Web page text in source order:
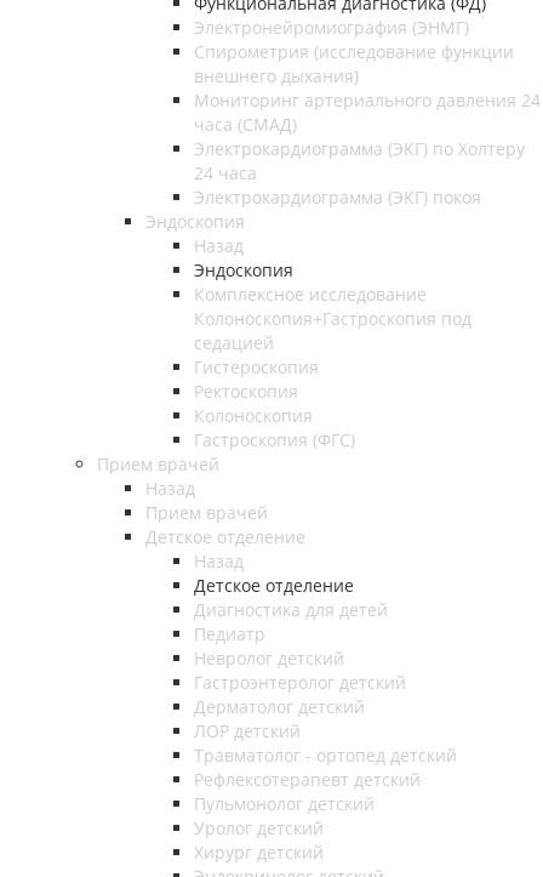
Электронейромиография (ЭНМГ)
Спирометрия (исследование функции
внешнего дыхания)
Мониторинг артериального давления 24
часа (СМАД)
Электрокардиограмма (ЭКГ) по Холтеру
24 часа
Электрокардиограмма (ЭКГ) покоя
Эндоскопия
Назад
Эндоскопия
Комплексное исследование
Колоноскопия+Гастроскопия под
седацией
Гистероскопия
Ректоскопия
Колоноскопия
Гастроскопия (ФГС)
Прием врачей
Назад
Прием врачей
Детское отделение
Назад
Детское отделение
Диагностика для детей
Педиатр
Невролог детский
Гастроэнтеролог детский
Дерматолог детский
ЛОР детский
Травматолог - ортопед детский
Рефлексотерапевт детский
Пульмонолог детский
Уролог детский
Хирург детский